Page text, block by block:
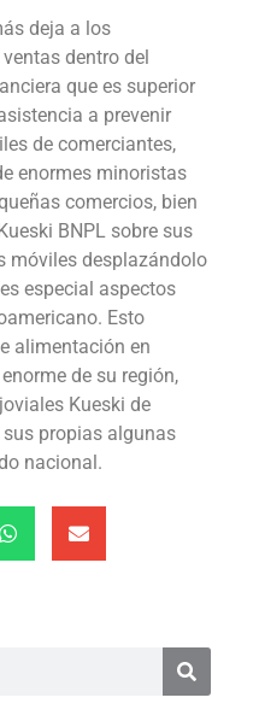
deja a los
dentro del
que es superior
a prevenir
de comerciantes,
enormes minoristas
comercios, bien
BNPL sobre sus
móviles desplazándolo
especial aspectos
Esto
alimentación en
de su región,
Kueski de
propias algunas
nacional.